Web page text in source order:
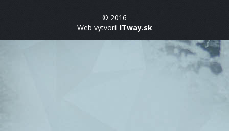
© 2016
Web vytvoril ITway.sk